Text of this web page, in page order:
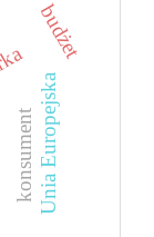
konsumentUnia Europejska
budżet